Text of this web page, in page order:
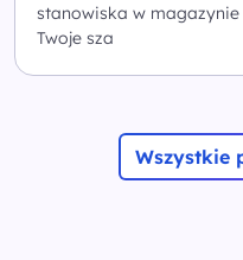
stanowiska w
Twoje sza
Wszystkie